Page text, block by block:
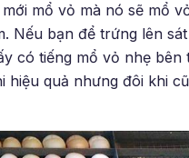
mổ vỏ mà nó sẽ mổ
Nếu bạn để trứng lên
có tiếng mổ vỏ nhẹ bên
hiệu quả nhưng đôi khi